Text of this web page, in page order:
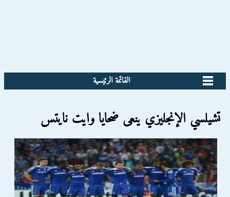
القائمة الرئيسية
تشيلسي الإنجليزي ينعى ضحايا وايت نايتس